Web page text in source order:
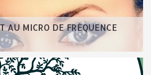
AU MICRO DE FRÉQUENCE